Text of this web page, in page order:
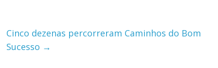
Cinco dezenas percorreram Caminhos do Bom
Sucesso →